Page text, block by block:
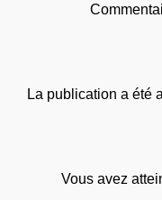
La publication a été
Vous avez